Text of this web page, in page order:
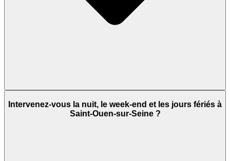
Intervenez-vous la nuit, le week-end et les jours fériés à
Saint-Ouen-sur-Seine ?